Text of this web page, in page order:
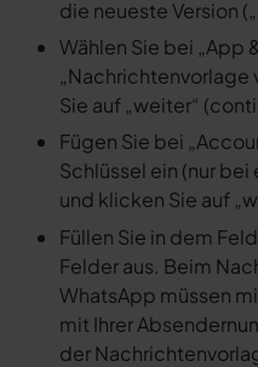
die neueste Version
Wählen Sie bei „App
„Nachrichtenvorlage
Sie auf „weiter“
Fügen Sie bei
Schlüssel ein (nur
und klicken Sie auf
Füllen Sie in dem
Felder aus. Beim
WhatsApp müssen
mit Ihrer
der